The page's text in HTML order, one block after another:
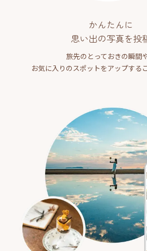
かんたんに
思い出の写真を投
旅先のとっておきの瞬間や
お気に入りのスポットをアップする